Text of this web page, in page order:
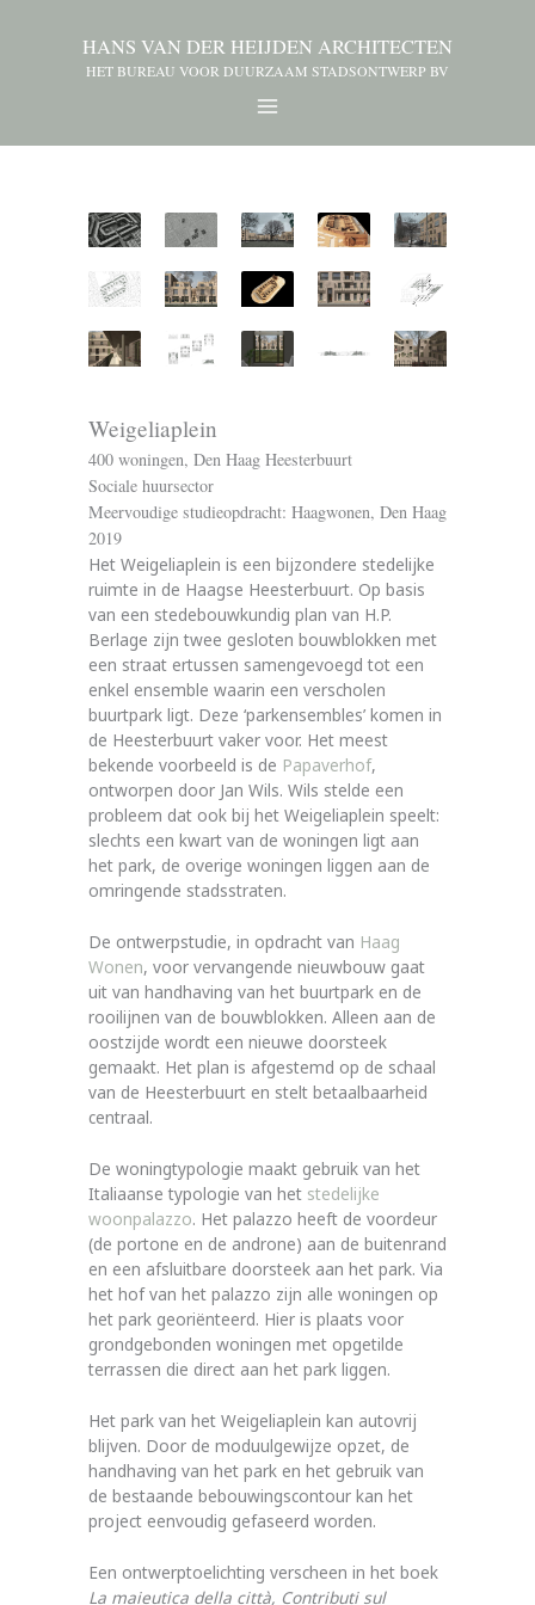
HANS VAN DER HEIJDEN ARCHITECTEN
HET BUREAU VOOR DUURZAAM STADSONTWERP BV
Weigeliaplein
400 woningen, Den Haag Heesterbuurt
Sociale huursector
Meervoudige studieopdracht: Haagwonen, Den Haag
2019
Het Weigeliaplein is een bijzondere stedelijke
ruimte in de Haagse Heesterbuurt. Op basis
van een stedebouwkundig plan van H.P.
Berlage zijn twee gesloten bouwblokken met
een straat ertussen samengevoegd tot een
enkel ensemble waarin een verscholen
buurtpark ligt. Deze ‘parkensembles’ komen in
de Heesterbuurt vaker voor. Het meest
bekende voorbeeld is de Papaverhof,
ontworpen door Jan Wils. Wils stelde een
probleem dat ook bij het Weigeliaplein speelt:
slechts een kwart van de woningen ligt aan
het park, de overige woningen liggen aan de
omringende stadsstraten.
De ontwerpstudie, in opdracht van Haag
Wonen, voor vervangende nieuwbouw gaat
uit van handhaving van het buurtpark en de
rooilijnen van de bouwblokken. Alleen aan de
oostzijde wordt een nieuwe doorsteek
gemaakt. Het plan is afgestemd op de schaal
van de Heesterbuurt en stelt betaalbaarheid
centraal.
De woningtypologie maakt gebruik van het
Italiaanse typologie van het stedelijke
woonpalazzo. Het palazzo heeft de voordeur
(de portone en de androne) aan de buitenrand
en een afsluitbare doorsteek aan het park. Via
het hof van het palazzo zijn alle woningen op
het park georiënteerd. Hier is plaats voor
grondgebonden woningen met opgetilde
terrassen die direct aan het park liggen.
Het park van het Weigeliaplein kan autovrij
blijven. Door de moduulgewijze opzet, de
handhaving van het park en het gebruik van
de bestaande bebouwingscontour kan het
project eenvoudig gefaseerd worden.
Een ontwerptoelichting verscheen in het boek
La maieutica della città, Contributi sul